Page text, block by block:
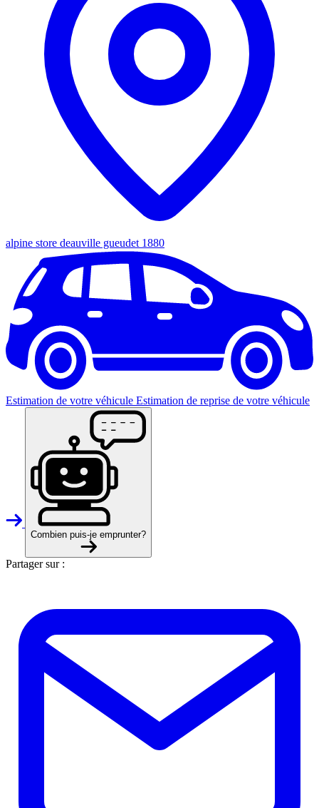
alpine store deauville gueudet 1880
Estimation de votre véhicule Estimation de reprise de votre véhicule
Combien puis-je emprunter?
Partager sur :